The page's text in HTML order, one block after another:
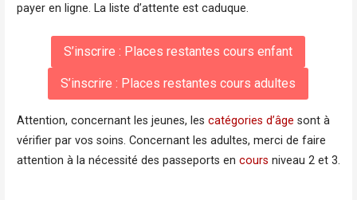
payer en ligne. La liste d’attente est caduque.
S’inscrire : Places restantes cours enfant
S’inscrire : Places restantes cours adultes
Attention, concernant les jeunes, les catégories d’âge sont à
vérifier par vos soins. Concernant les adultes, merci de faire
attention à la nécessité des passeports en cours niveau 2 et 3.